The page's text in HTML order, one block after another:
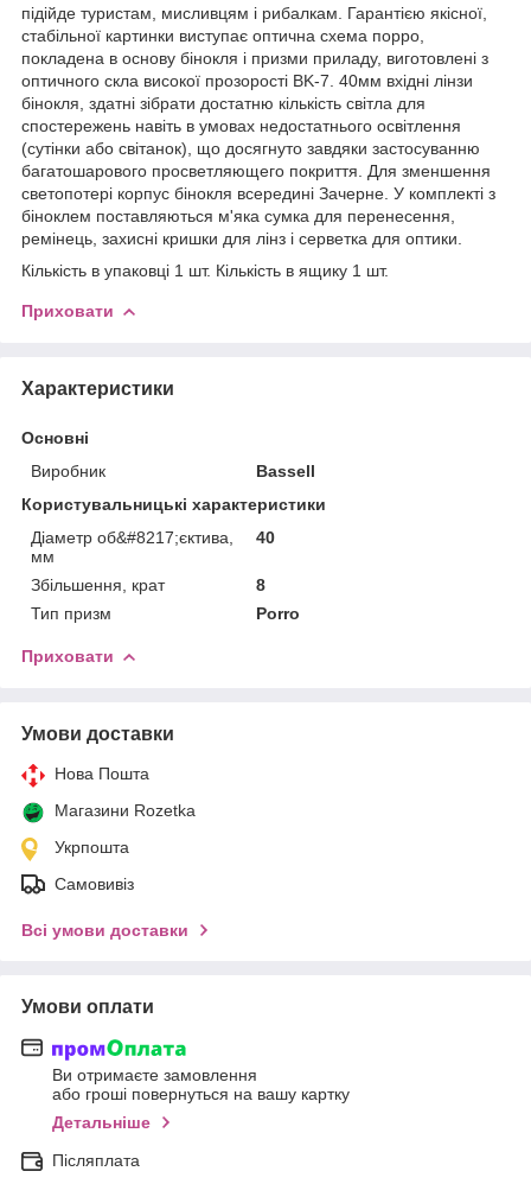
підійде туристам, мисливцям і рибалкам. Гарантією якісної,
стабільної картинки виступає оптична схема порро,
покладена в основу бінокля і призми приладу, виготовлені з
оптичного скла високої прозорості BK-7. 40мм вхідні лінзи
бінокля, здатні зібрати достатню кількість світла для
спостережень навіть в умовах недостатнього освітлення
(сутінки або світанок), що досягнуто завдяки застосуванню
багатошарового просветляющего покриття. Для зменшення
светопотері корпус бінокля всередині Зачерне. У комплекті з
біноклем поставляються м'яка сумка для перенесення,
ремінець, захисні кришки для лінз і серветка для оптики.
Кількість в упаковці 1 шт. Кількість в ящику 1 шт.
Приховати
Характеристики
Основні
Виробник
Bassell
Користувальницькі характеристики
Діаметр об&#8217;єктива,
мм
40
Збільшення, крат
8
Тип призм
Porro
Приховати
Умови доставки
Нова Пошта
Магазини Rozetka
Укрпошта
Самовивіз
Всі умови доставки
Умови оплати
Ви отримаєте замовлення
або гроші повернуться на вашу картку
Детальніше
Післяплата